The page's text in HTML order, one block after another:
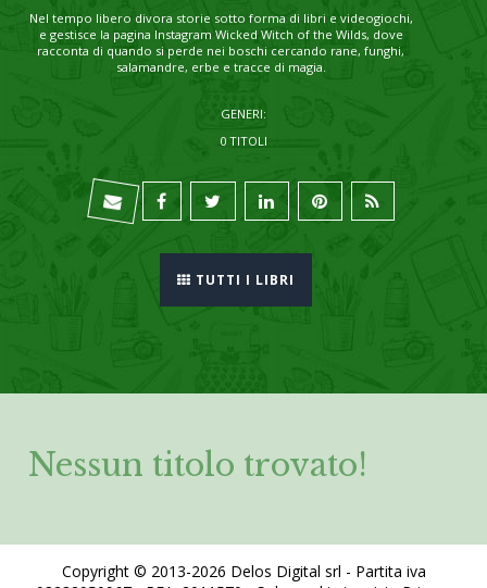
Nel tempo libero divora storie sotto forma di libri e videogiochi,
e gestisce la pagina Instagram Wicked Witch of the Wilds, dove
racconta di quando si perde nei boschi cercando rane, funghi,
salamandre, erbe e tracce di magia.
GENERI:
0 TITOLI
TUTTI I LIBRI
Nessun titolo trovato!
Copyright © 2013-2026 Delos Digital srl - Partita iva